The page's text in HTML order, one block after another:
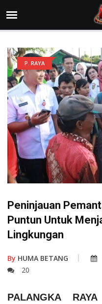
P. RAYA
Peninjauan
Puntun Untuk
Lingkungan
By HUMA BETANG
20
PALANGKA RAYA